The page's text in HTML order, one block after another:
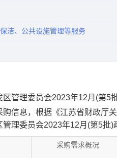
洁、公共设施管理等服务
管理委员会2023年12月(第5
信息，根据《江苏省财政厅
理委员会2023年12月(第5批)
采购需求概况